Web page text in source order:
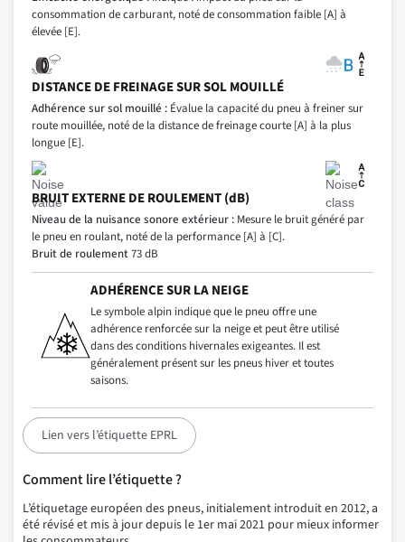
consommation de carburant, noté de consommation faible [A] à
élevée [E].
DISTANCE DE FREINAGE SUR SOL MOUILLÉ
Adhérence sur sol mouillé : Évalue la capacité du pneu à freiner sur
route mouillée, noté de la distance de freinage courte [A] à la plus
longue [E].
BRUIT EXTERNE DE ROULEMENT (dB)
Niveau de la nuisance sonore extérieur : Mesure le bruit généré par
le pneu en roulant, noté de la performance [A] à [C].
Bruit de roulement73 dB
ADHÉRENCE SUR LA NEIGE
Le symbole alpin indique que le pneu offre une
adhérence renforcée sur la neige et peut être utilisé
dans des conditions hivernales exigeantes. Il est
généralement présent sur les pneus hiver et toutes
saisons.
Lien vers l’étiquette EPRL
Comment lire l’étiquette ?
L’étiquetage européen des pneus, initialement introduit en 2012, a
été révisé et mis à jour depuis le 1er mai 2021 pour mieux informer